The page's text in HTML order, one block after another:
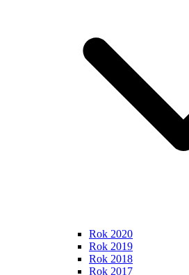
Rok 2020
Rok 2019
Rok 2018
Rok 2017